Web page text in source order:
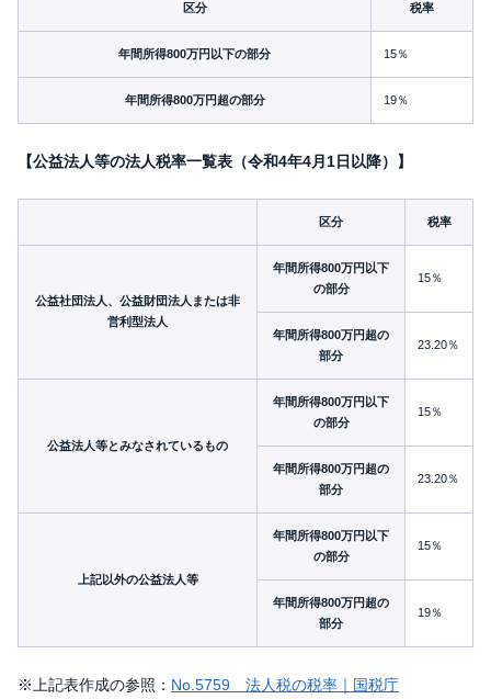
区分 税率
年間所得800万円以下の部分 15％
年間所得800万円超の部分 19％
【公益法人等の法人税率一覧表（令和4年4月1日以降）】
区分 税率
公益社団法人、公益財団法人または非
営利型法人
年間所得800万円以下
の部分
15％
年間所得800万円超の
部分
23.20％
公益法人等とみなされているもの
年間所得800万円以下
の部分
15％
年間所得800万円超の
部分
23.20％
上記以外の公益法人等
年間所得800万円以下
の部分
15％
年間所得800万円超の
部分
19％
※上記表作成の参照： No.5759 法人税の税率｜国税庁